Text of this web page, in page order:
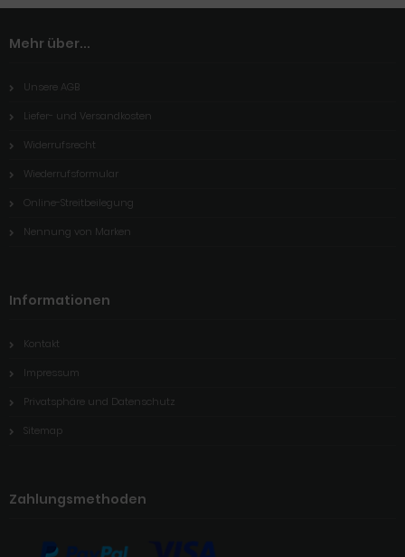
Mehr über...
Unsere AGB
Liefer- und Versandkosten
Widerrufsrecht
Wiederrufsformular
Online-Streitbeilegung
Nennung von Marken
Informationen
Kontakt
Impressum
Privatsphäre und Datenschutz
Sitemap
Zahlungsmethoden